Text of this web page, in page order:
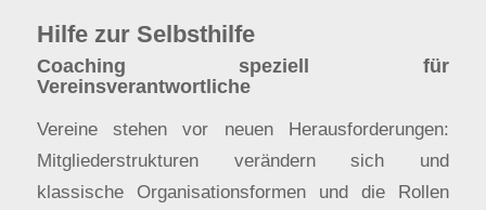
Hilfe zur Selbsthilfe
Coaching speziell für
Vereinsverantwortliche
Vereine stehen vor neuen Herausforderungen:
Mitgliederstrukturen verändern sich und
klassische Organisationsformen und die Rollen